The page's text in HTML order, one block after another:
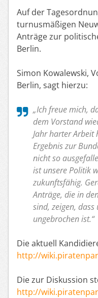
Auf der
turnusmäßigen
Anträge zur
Berlin.
Simon Kowalewski,
Berlin, sagt hierzu:
„Ich freue mich,
dem Vorstand
Jahr harter Arbeit
Ergebnis zur
nicht so
ist unsere Politik
zukunftsfähig.
Anträge, die in
sind, zeigen,
ungebrochen ist.“
Die aktuell
http://
Die zur Diskussion
http://